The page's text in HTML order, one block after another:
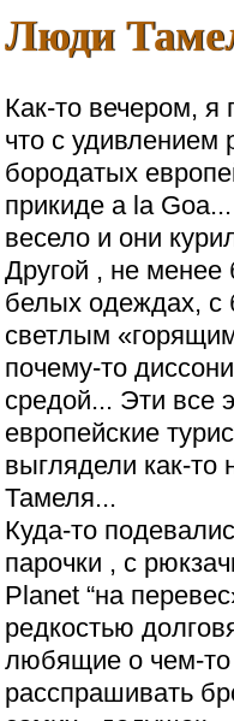
Люди
Как-то вечером,
что с
бородатых
прикиде a la
весело и они
Другой , не
белых одеждах, с
светлым
почему-то
средой... Эти все
европейские
выглядели как-то
Тамеля...
Куда-то
парочки , с
Planet “на
редкостью
любящие о чем-то
расспрашивать